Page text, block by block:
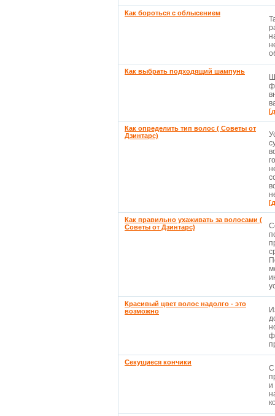
Как бороться с облысением
Как выбрать подходящий шампунь
Как определить тип волос ( Советы от
Дзинтарс)
Как правильно ухаживать за волосами (
Советы от Дзинтарс)
Красивый цвет волос надолго - это
возможно
Секущиеся кончики
С
и